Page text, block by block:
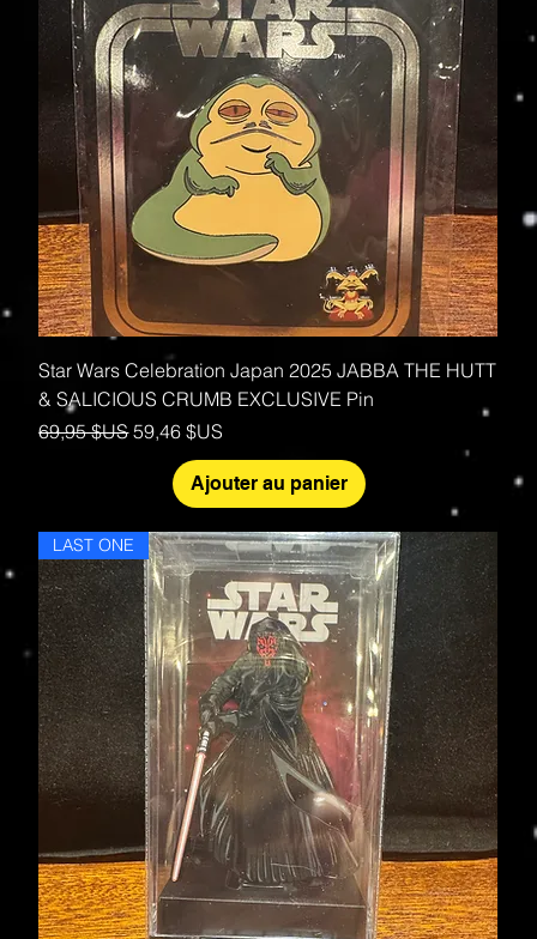
Star Wars Celebration Japan 2025 JABBA THE HUTT
& SALICIOUS CRUMB EXCLUSIVE Pin
Prix original
69,95 $USPrix promotionnel
59,46 $US
Ajouter au panier
LAST ONE